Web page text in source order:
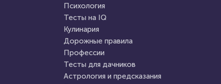
Пройти тест
20 декабря 2021 48712
13 декабря 2021
Психология
Тесты на IQ
Кулинария
Дорожные правила
Профессии
Тесты для дачников
Астрология и предсказания